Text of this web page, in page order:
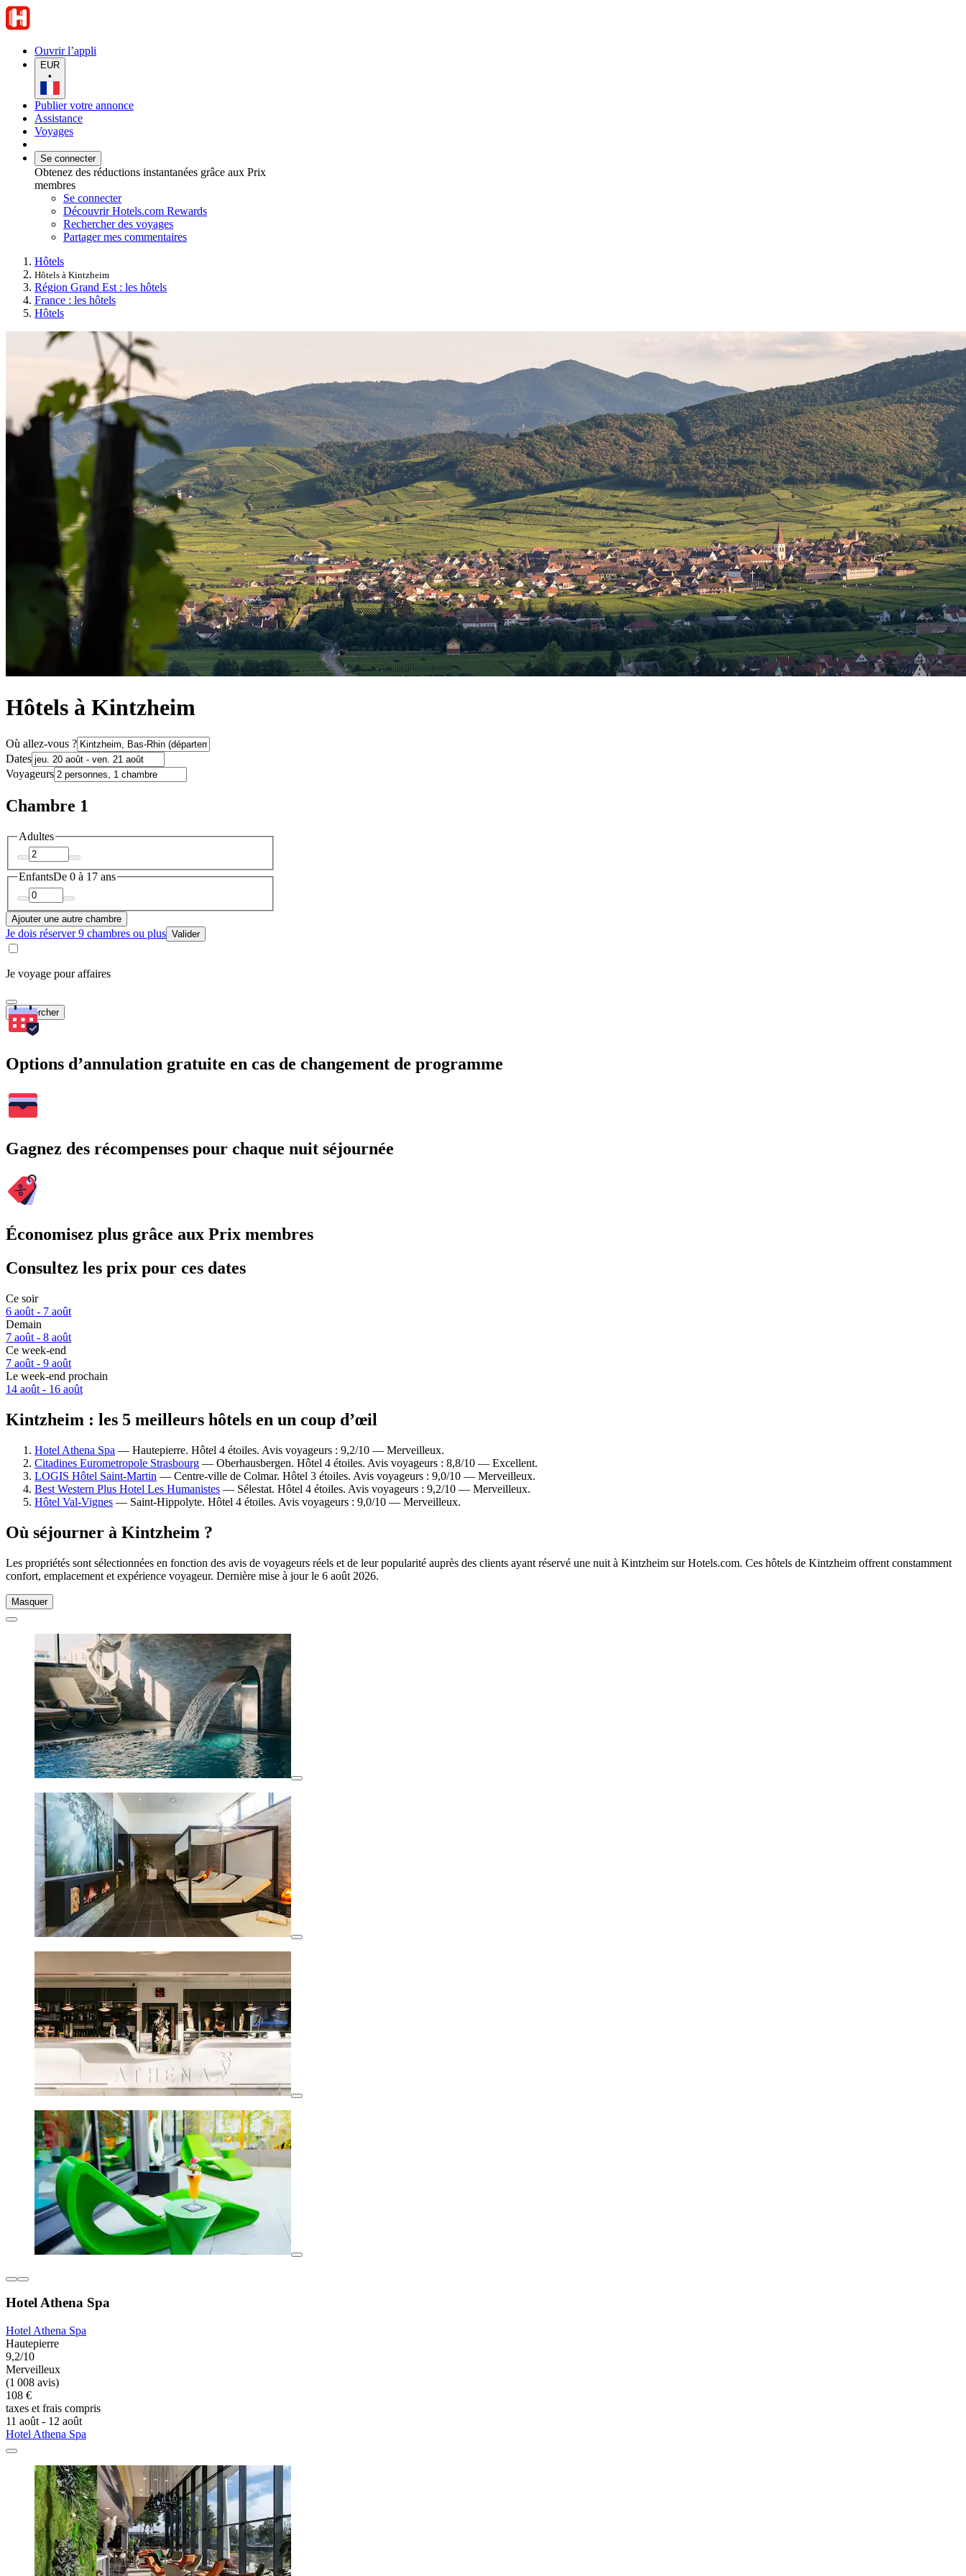
Ouvrir l’appli
EUR
•
Publier votre annonce
Assistance
Voyages
Se connecter
Obtenez des réductions instantanées grâce aux Prix
membres
Se connecter
Découvrir Hotels.com Rewards
Rechercher des voyages
Partager mes commentaires
Hôtels
Hôtels à Kintzheim
Région Grand Est : les hôtels
France : les hôtels
Hôtels
Hôtels à Kintzheim
Où allez-vous ?
Dates
Voyageurs
Chambre 1
Adultes
EnfantsDe 0 à 17 ans
Ajouter une autre chambre
Je dois réserver 9 chambres ou plus Valider
Je voyage pour affaires
Rechercher
Options d’annulation gratuite en cas de changement de programme
Gagnez des récompenses pour chaque nuit séjournée
Économisez plus grâce aux Prix membres
Consultez les prix pour ces dates
Ce soir
6 août - 7 août
Demain
7 août - 8 août
Ce week-end
7 août - 9 août
Le week-end prochain
14 août - 16 août
Kintzheim : les 5 meilleurs hôtels en un coup d’œil
Hotel Athena Spa — Hautepierre. Hôtel 4 étoiles. Avis voyageurs : 9,2/10 — Merveilleux.
Citadines Eurometropole Strasbourg — Oberhausbergen. Hôtel 4 étoiles. Avis voyageurs : 8,8/10 — Excellent.
LOGIS Hôtel Saint-Martin — Centre-ville de Colmar. Hôtel 3 étoiles. Avis voyageurs : 9,0/10 — Merveilleux.
Best Western Plus Hotel Les Humanistes — Sélestat. Hôtel 4 étoiles. Avis voyageurs : 9,2/10 — Merveilleux.
Hôtel Val-Vignes — Saint-Hippolyte. Hôtel 4 étoiles. Avis voyageurs : 9,0/10 — Merveilleux.
Où séjourner à Kintzheim ?
Les propriétés sont sélectionnées en fonction des avis de voyageurs réels et de leur popularité auprès des clients ayant réservé une nuit à Kintzheim sur Hotels.com. Ces hôtels de Kintzheim offrent constamment
confort, emplacement et expérience voyageur. Dernière mise à jour le 6 août 2026.
Masquer
Hotel Athena Spa
Hotel Athena Spa
Hautepierre
9,2/10
Merveilleux
(1 008 avis)
108 €
taxes et frais compris
11 août - 12 août
Hotel Athena Spa